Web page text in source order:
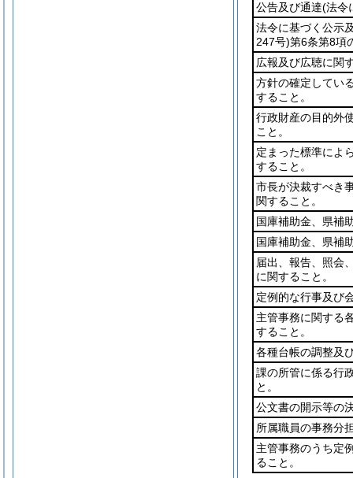
公告及び通達(法令
法令に基づく公示
247号)第6条第8項
広報及び広聴に関
方針の確定してい
すること。
行政財産の目的外
こと。
定まった標準によ
すること。
市長が決裁すべき
関すること。
国庫補助金、県補
国庫補助金、県補
届出、報告、照会
に関すること。
定例的な行事及び
主管事務に関する
すること。
各種台帳の調整及
課の所管に係る行
と。
公文書の開示等の
所属職員の事務分
主管事務のうち定
ること。